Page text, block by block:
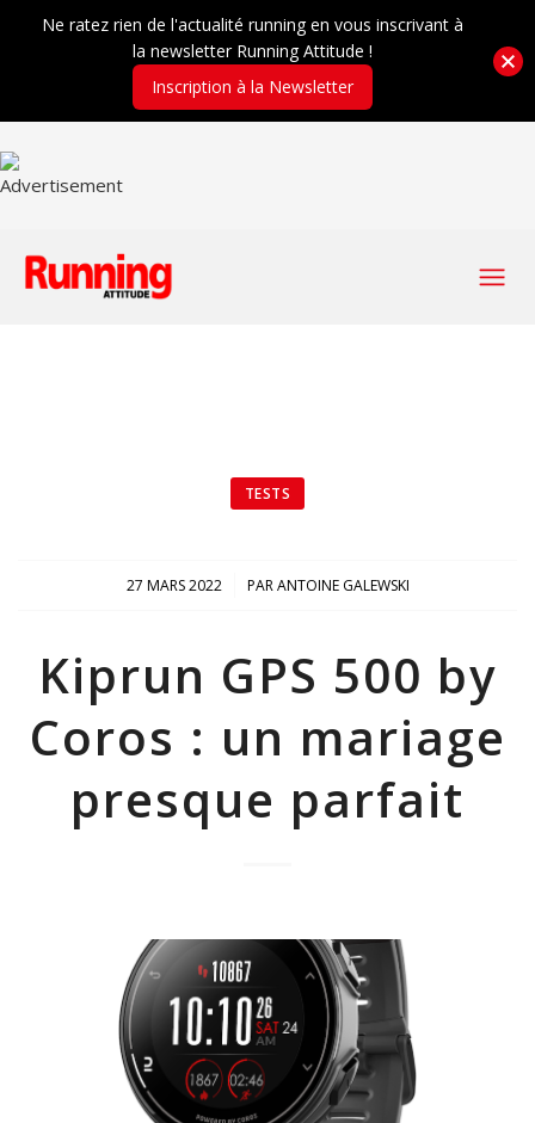
TESTS
27 MARS 2022
/ PARANTOINE GALEWSKI
Kiprun GPS 500 by
Coros : un mariage
presque parfait
Ne ratez rien de l'actualité running en vous inscrivant à
la newsletter Running Attitude !
Inscription à la Newsletter